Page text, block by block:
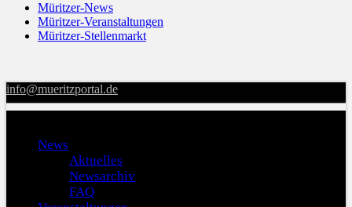
Müritzer-News
Müritzer-Veranstaltungen
Müritzer-Stellenmarkt
info@mueritzportal.de
News
Aktuelles
Newsarchiv
FAQ